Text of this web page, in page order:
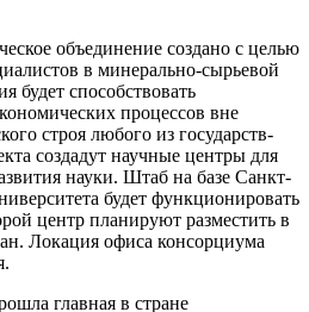
объединение создано с целью
в минерально-сырьевой
будет способствовать
процессов вне
строя любого из государств-
создадут научные центры для
науки. Штаб на базе Санкт-
будет функционировать
центр планируют разместить в
Локация офиса консорциума
главная в стране